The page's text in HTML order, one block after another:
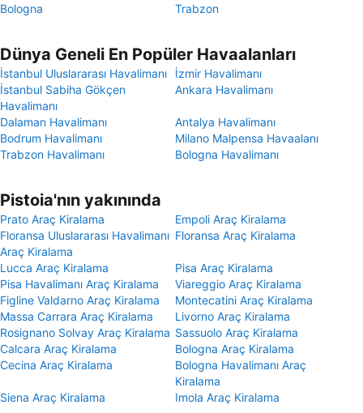
Bologna
Trabzon
Dünya Geneli En Popüler Havaalanları
İstanbul Uluslararası Havalimanı
İzmir Havalimanı
İstanbul Sabiha Gökçen
Havalimanı
Ankara Havalimanı
Dalaman Havalimanı
Antalya Havalimanı
Bodrum Havalimanı
Milano Malpensa Havaalanı
Trabzon Havalimanı
Bologna Havalimanı
Pistoia'nın yakınında
Prato Araç Kiralama
Empoli Araç Kiralama
Floransa Uluslararası Havalimanı
Araç Kiralama
Floransa Araç Kiralama
Lucca Araç Kiralama
Pisa Araç Kiralama
Pisa Havalimanı Araç Kiralama
Viareggio Araç Kiralama
Figline Valdarno Araç Kiralama
Montecatini Araç Kiralama
Massa Carrara Araç Kiralama
Livorno Araç Kiralama
Rosignano Solvay Araç Kiralama Sassuolo Araç Kiralama
Calcara Araç Kiralama
Bologna Araç Kiralama
Cecina Araç Kiralama
Bologna Havalimanı Araç
Kiralama
Siena Araç Kiralama
Imola Araç Kiralama